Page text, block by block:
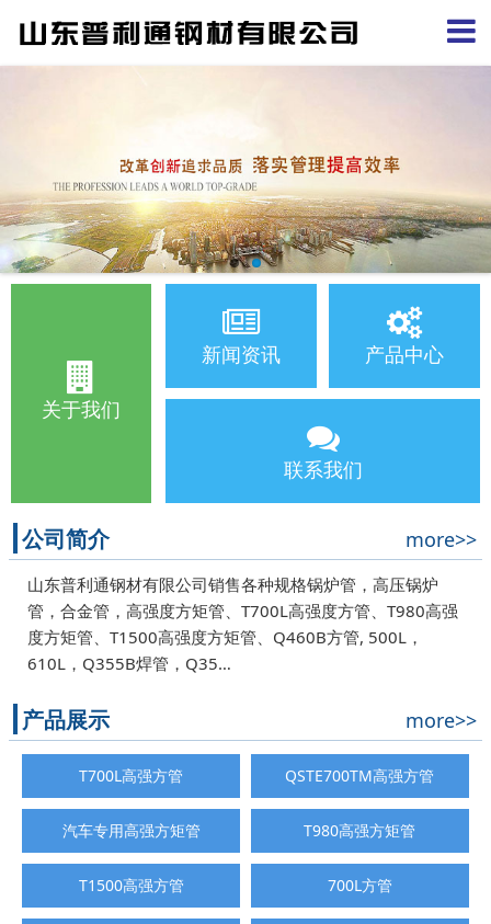
关于我们
新闻资讯 产品中心
联系我们
公司简介 more>>
山东普利通钢材有限公司销售各种规格锅炉管，高压锅炉
管，合金管，高强度方矩管、T700L高强度方管、T980高强
度方矩管、T1500高强度方矩管、Q460B方管, 500L，
610L，Q355B焊管，Q35…
产品展示 more>>
T700L高强方管 QSTE700TM高强方管
汽车专用高强方矩管 T980高强方矩管
T1500高强方管 700L方管